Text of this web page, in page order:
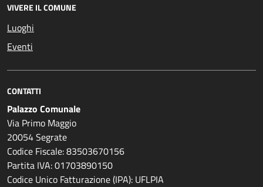
VIVERE IL COMUNE
Luoghi
Eventi
CONTATTI
Palazzo Comunale
Via Primo Maggio
20054 Segrate
Codice Fiscale: 83503670156
Partita IVA: 01703890150
Codice Unico Fatturazione (IPA): UFLPIA